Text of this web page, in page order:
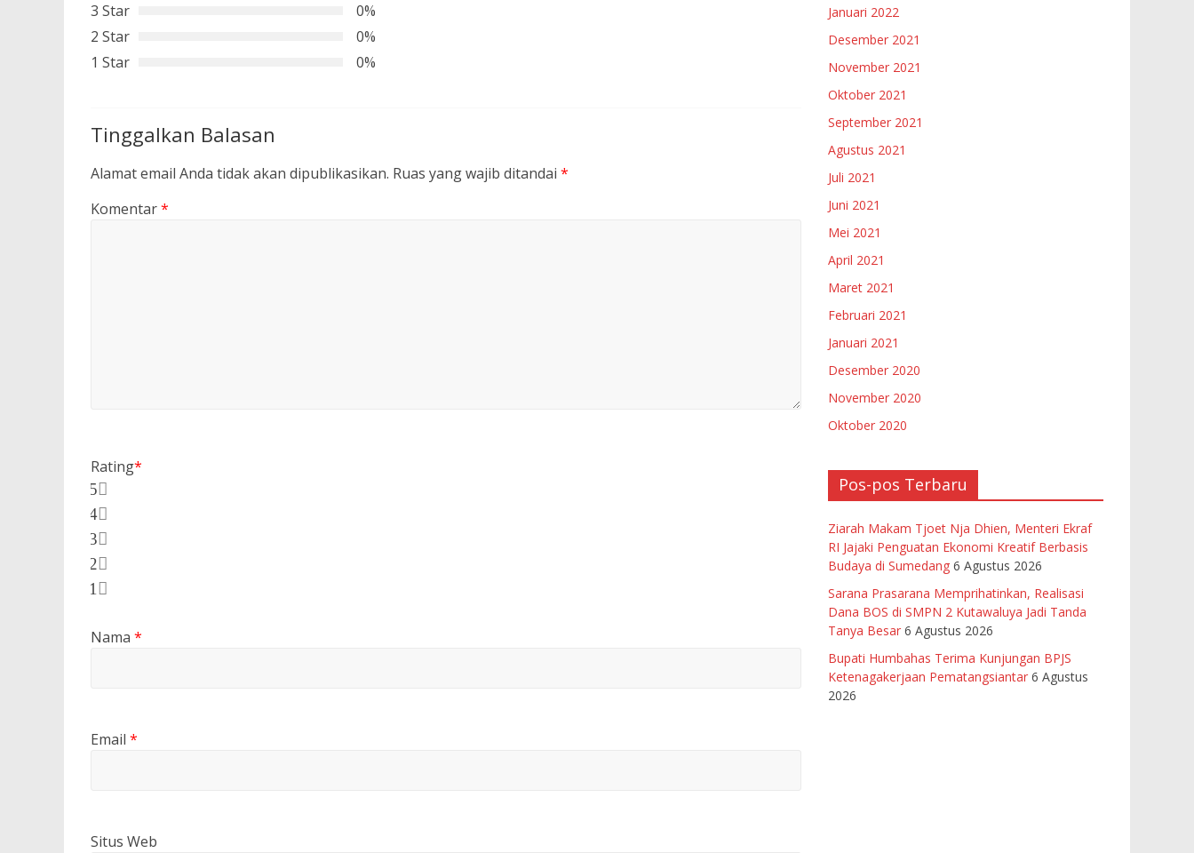
3 Star
0%
2 Star
0%
1 Star
0%
Tinggalkan Balasan
Alamat email Anda tidak akan dipublikasikan. Ruas yang wajib ditandai *
Komentar*
Rating*
5
4
3
2
1
Nama *
Email *
Situs Web
Januari 2022
Desember 2021
November 2021
Oktober 2021
September 2021
Agustus 2021
Juli 2021
Juni 2021
Mei 2021
April 2021
Maret 2021
Februari 2021
Januari 2021
Desember 2020
November 2020
Oktober 2020
Pos-pos Terbaru
Ziarah Makam Tjoet Nja Dhien, Menteri Ekraf
RI Jajaki Penguatan Ekonomi Kreatif Berbasis
Budaya di Sumedang 6 Agustus 2026
Sarana Prasarana Memprihatinkan, Realisasi
Dana BOS di SMPN 2 Kutawaluya Jadi Tanda
Tanya Besar 6 Agustus 2026
Bupati Humbahas Terima Kunjungan BPJS
Ketenagakerjaan Pematangsiantar 6 Agustus
2026